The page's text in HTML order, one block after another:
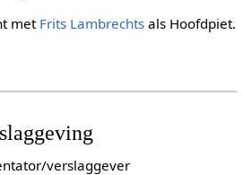
metFrits Lambrechtsals Hoofdpiet.
verslaggever